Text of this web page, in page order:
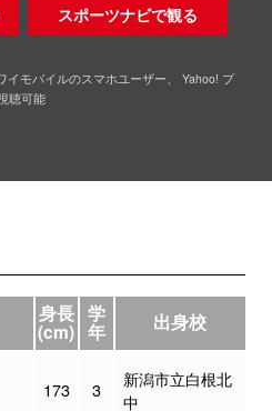
スポーツナビで観る
モバイルのスマホユーザー、 Yahoo! プ
聴可能
身長
(cm)
学
年 出身校
173 3
新潟市立白根北
中